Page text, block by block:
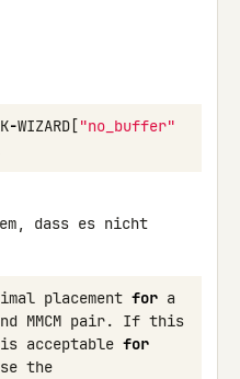
-WIZARD ["no_buffer"
dass es nicht
placement for a
MMCM pair. If this
is acceptable for
the